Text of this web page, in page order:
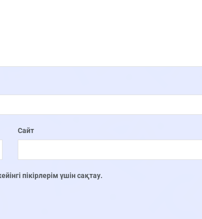
Сайт
пікірлерім үшін сақтау.